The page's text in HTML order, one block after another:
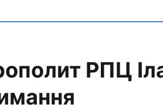
РПЦ